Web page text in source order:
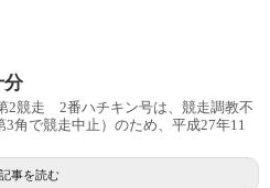
走 2番ハチキン号は、競走調教不
角で競走中止）のため、平成27年11
記事を読む